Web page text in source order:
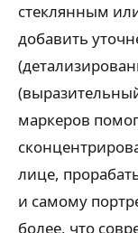
стеклянным
добавить
маркеров
лице,
и самому
более, что